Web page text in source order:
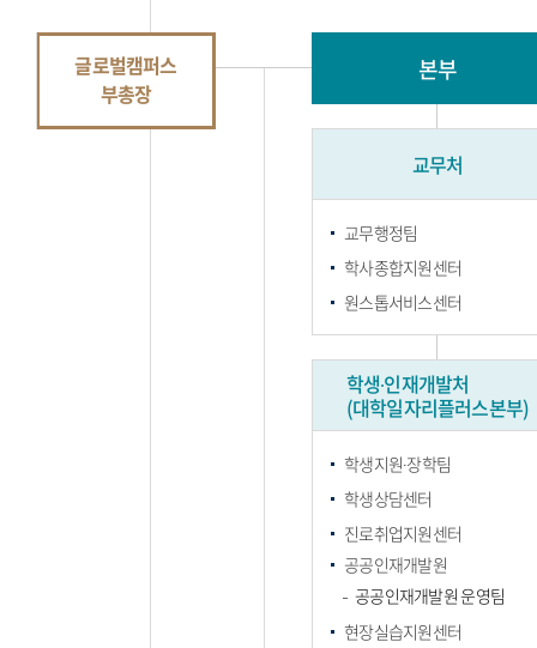
글로벌캠퍼스
부총장
본부
교무처
교무행정팀
학사종합지원센터
원스톱서비스센터
학생∙인재개발처
(대학일자리플러스본부)
학생지원∙장학팀
학생상담센터
진로취업지원센터
공공인재개발원
공공인재개발원 운영팀
현장실습지원센터